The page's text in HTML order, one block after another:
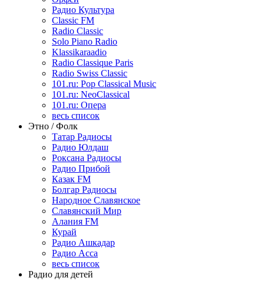
Радио Культура
Classic FM
Radio Classic
Solo Piano Radio
Klassikaraadio
Radio Classique Paris
Radio Swiss Classic
101.ru: Pop Classical Music
101.ru: NeoClassical
101.ru: Опера
весь список
Этно / Фолк
Татар Радиосы
Радио Юлдаш
Роксана Радиосы
Радио Прибой
Казак FM
Болгар Радиосы
Народное Славянское
Славянский Мир
Алания FM
Курай
Радио Ашкадар
Радио Асса
весь список
Радио для детей